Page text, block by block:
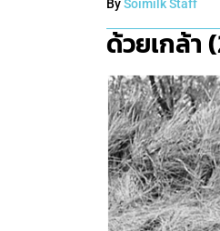
BySoimilk Staff
ด้วยเกล้า